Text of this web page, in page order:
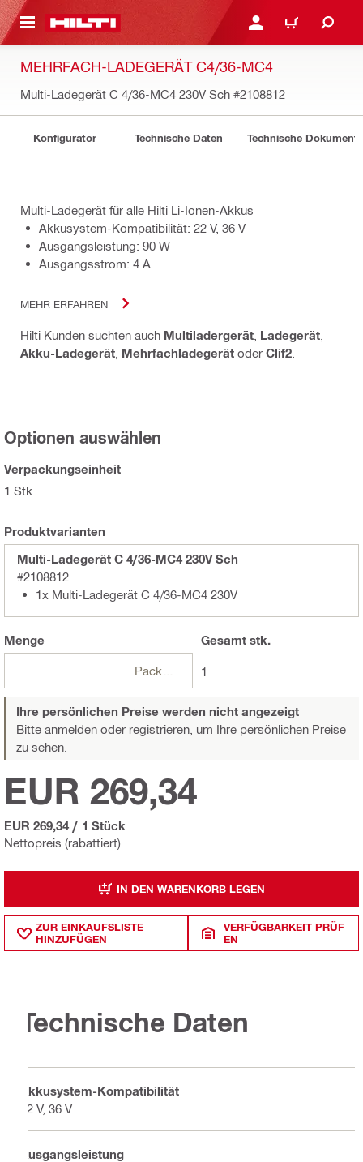
ANMELDEN ODER
WARENKORB
MEHRFACH-LADEGERÄT C4/36-MC4
Multi-Ladegerät C 4/36-MC4 230V Sch #2108812
Konfigurator Technische Daten Technische Dokumente
Multi-Ladegerät für alle Hilti Li-Ionen-Akkus
Akkusystem-Kompatibilität: 22 V, 36 V
Ausgangsleistung: 90 W
Ausgangsstrom: 4 A
MEHR ERFAHREN
Hilti Kunden suchten auch Multiladergerät Ladegerät
Akku-Ladegerät Mehrfachladegerät oder Clif2
Optionen auswählen
Verpackungseinheit
1 Stk
Produktvarianten
Multi-Ladegerät C 4/36-MC4 230V Sch
#2108812
1x Multi-Ladegerät C 4/36-MC4 230V
Menge
Packungen
Gesamtstk.
1
Ihre persönlichen Preise werden nicht angezeigt
Bitte anmelden oder registrieren, um Ihre persönlichen Preise
zu sehen.
Nettopreis (rabattiert)
EUR 269,34
EUR 269,34 / 1 Stück
IN DEN WARENKORB LEGEN
ZUR EINKAUFSLISTE
HINZUFÜGEN
VERFÜGBARKEIT PRÜF
EN
Technische Daten
Akkusystem-Kompatibilität
22 V, 36 V
Ausgangsleistung